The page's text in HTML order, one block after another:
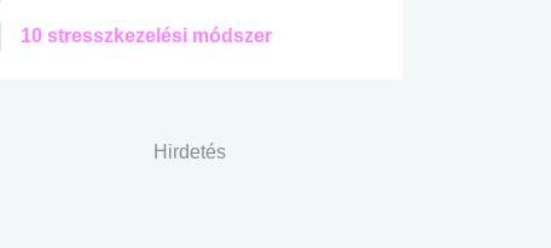
10 stresszkezelési módszer
Hirdetés